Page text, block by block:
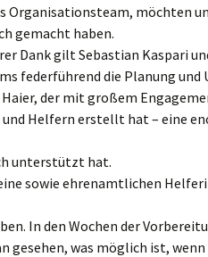
Organisationsteam, möchten
gemacht haben.
Dank gilt Sebastian Kaspari
federführend die Planung
Haier, der mit großem
Helfern erstellt hat – eine
unterstützt hat.
sowie ehrenamtlichen
In den Wochen der
gesehen, was möglich ist,